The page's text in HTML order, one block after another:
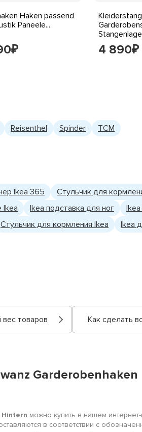
Haken passend
Paneele...
₽ 4 890₽
Reisenthel Spinder TCM
Ikea 365 Стульчик для
Ikea подставка для ног
Стульчик для кормления Ikea Ikea
товаров Как сделать
Hintern можно купить в нашем
в соответствии с